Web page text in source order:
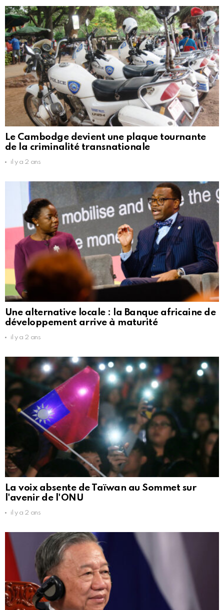
Le Cambodge devient une plaque tournante
de la criminalité transnationale
il y a 2 ans
Une alternative locale : la Banque africaine de
développement arrive à maturité
il y a 2 ans
La voix absente de Taïwan au Sommet sur
l'avenir de l'ONU
il y a 2 ans